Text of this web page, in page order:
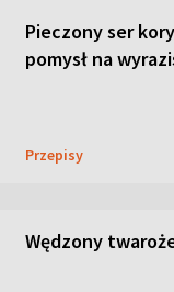
Pieczony ser
pomysł na
Przepisy
Wędzony